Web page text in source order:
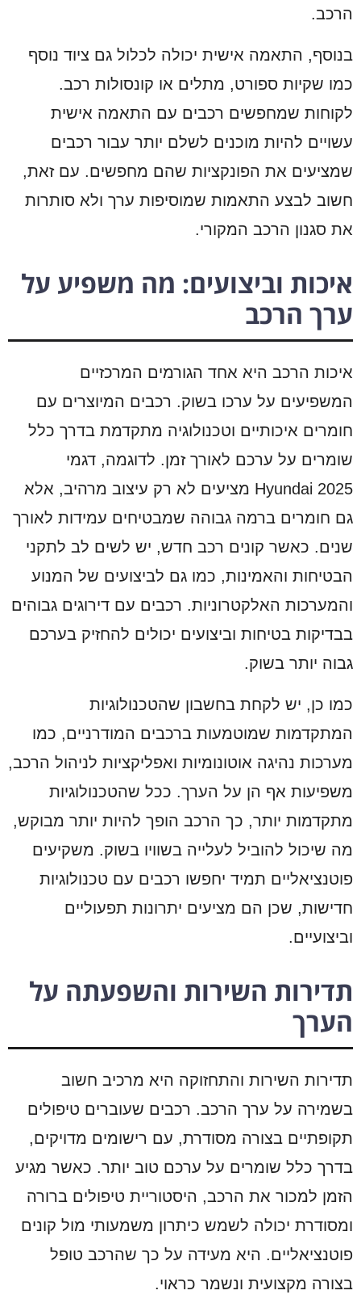
הרכב.
בנוסף, התאמה אישית יכולה לכלול גם ציוד נוסף
כמו שקיות ספורט, מתלים או קונסולות רכב.
לקוחות שמחפשים רכבים עם התאמה אישית
עשויים להיות מוכנים לשלם יותר עבור רכבים
שמציעים את הפונקציות שהם מחפשים. עם זאת,
חשוב לבצע התאמות שמוסיפות ערך ולא סותרות
את סגנון הרכב המקורי.
איכות וביצועים: מה משפיע על
ערך הרכב
איכות הרכב היא אחד הגורמים המרכזיים
המשפיעים על ערכו בשוק. רכבים המיוצרים עם
חומרים איכותיים וטכנולוגיה מתקדמת בדרך כלל
שומרים על ערכם לאורך זמן. לדוגמה, דגמי
Hyundai 2025 מציעים לא רק עיצוב מרהיב, אלא
גם חומרים ברמה גבוהה שמבטיחים עמידות לאורך
שנים. כאשר קונים רכב חדש, יש לשים לב לתקני
הבטיחות והאמינות, כמו גם לביצועים של המנוע
והמערכות האלקטרוניות. רכבים עם דירוגים גבוהים
בבדיקות בטיחות וביצועים יכולים להחזיק בערכם
גבוה יותר בשוק.
כמו כן, יש לקחת בחשבון שהטכנולוגיות
המתקדמות שמוטמעות ברכבים המודרניים, כמו
מערכות נהיגה אוטונומיות ואפליקציות לניהול הרכב,
משפיעות אף הן על הערך. ככל שהטכנולוגיות
מתקדמות יותר, כך הרכב הופך להיות יותר מבוקש,
מה שיכול להוביל לעלייה בשוויו בשוק. משקיעים
פוטנציאליים תמיד יחפשו רכבים עם טכנולוגיות
חדישות, שכן הם מציעים יתרונות תפעוליים
וביצועיים.
תדירות השירות והשפעתה על
הערך
תדירות השירות והתחזוקה היא מרכיב חשוב
בשמירה על ערך הרכב. רכבים שעוברים טיפולים
תקופתיים בצורה מסודרת, עם רישומים מדויקים,
בדרך כלל שומרים על ערכם טוב יותר. כאשר מגיע
הזמן למכור את הרכב, היסטוריית טיפולים ברורה
ומסודרת יכולה לשמש כיתרון משמעותי מול קונים
פוטנציאליים. היא מעידה על כך שהרכב טופל
בצורה מקצועית ונשמר כראוי.